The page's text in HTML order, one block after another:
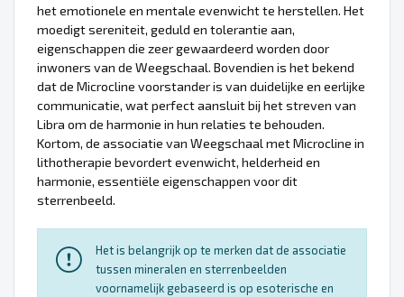
het emotionele en mentale evenwicht te herstellen. Het
moedigt sereniteit, geduld en tolerantie aan,
eigenschappen die zeer gewaardeerd worden door
inwoners van de Weegschaal. Bovendien is het bekend
dat de Microcline voorstander is van duidelijke en eerlijke
communicatie, wat perfect aansluit bij het streven van
Libra om de harmonie in hun relaties te behouden.
Kortom, de associatie van Weegschaal met Microcline in
lithotherapie bevordert evenwicht, helderheid en
harmonie, essentiële eigenschappen voor dit
sterrenbeeld.
Het is belangrijk op te merken dat de associatie
tussen mineralen en sterrenbeelden
voornamelijk gebaseerd is op esoterische en